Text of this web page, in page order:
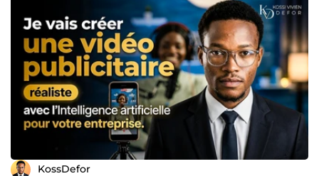
KossDefor